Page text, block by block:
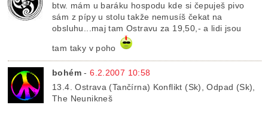
btw. mám u baráku hospodu kde si čepuješ pivo
sám z pípy u stolu takže nemusíš čekat na
obsluhu...maj tam Ostravu za 19,50,- a lidi jsou
tam taky v poho
bohém -6.2.2007 10:58
13.4. Ostrava (Tančírna) Konflikt (Sk), Odpad (Sk),
The Neunikneš